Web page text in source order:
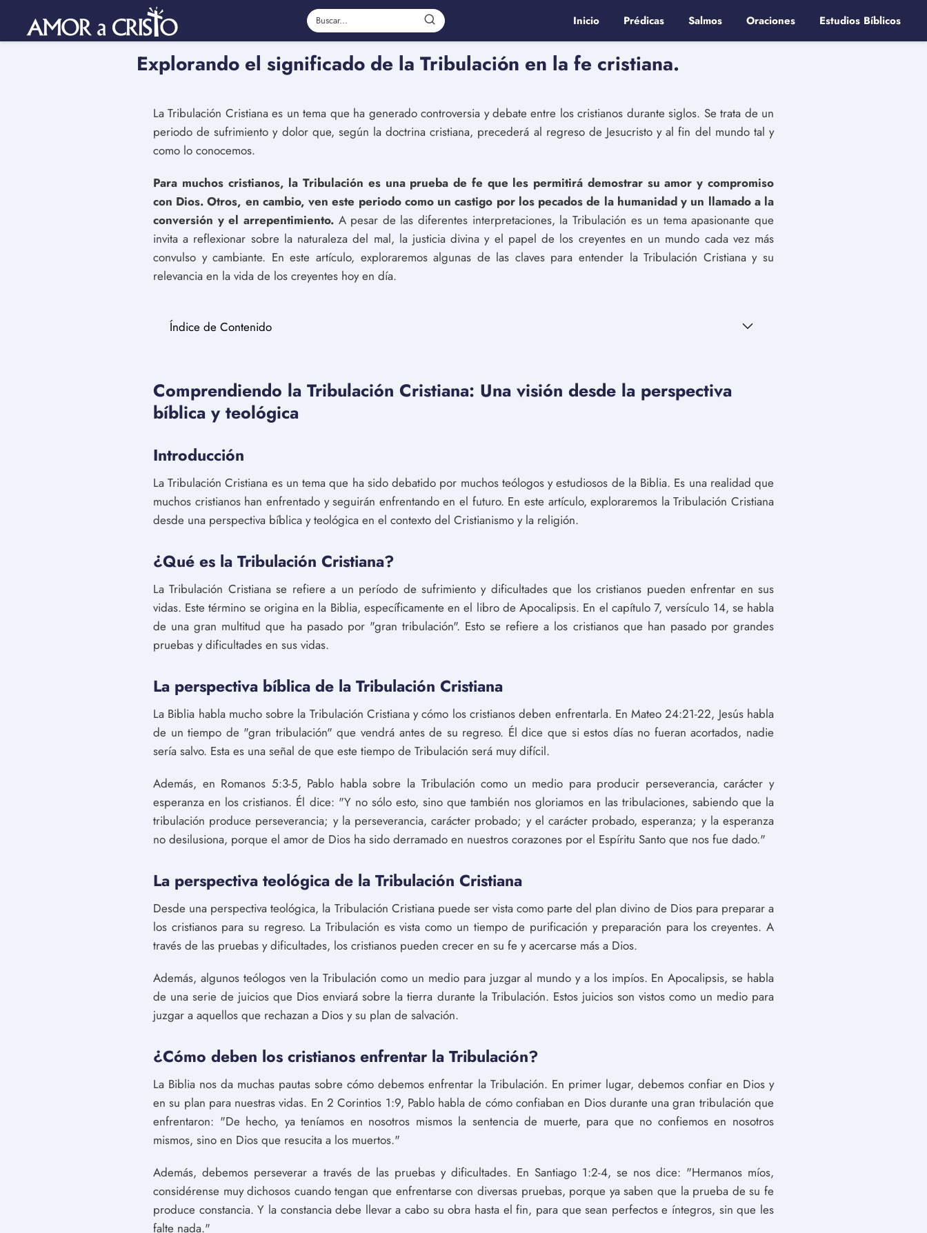
Inicio Prédicas Salmos Oraciones Estudios Bíblicos
Explorando el significado de la Tribulación en la fe cristiana.
La Tribulación Cristiana es un tema que ha generado controversia y debate entre los cristianos durante siglos. Se trata de un
periodo de sufrimiento y dolor que, según la doctrina cristiana, precederá al regreso de Jesucristo y al fin del mundo tal y
como lo conocemos.
Para muchos cristianos, la Tribulación es una prueba de fe que les permitirá demostrar su amor y compromiso
con Dios. Otros, en cambio, ven este periodo como un castigo por los pecados de la humanidad y un llamado a la
conversión y el arrepentimiento.A pesar de las diferentes interpretaciones, la Tribulación es un tema apasionante que
invita a reflexionar sobre la naturaleza del mal, la justicia divina y el papel de los creyentes en un mundo cada vez más
convulso y cambiante. En este artículo, exploraremos algunas de las claves para entender la Tribulación Cristiana y su
relevancia en la vida de los creyentes hoy en día.
Índice de Contenido
Comprendiendo la Tribulación Cristiana: Una visión desde la perspectiva
bíblica y teológica
Introducción
La Tribulación Cristiana es un tema que ha sido debatido por muchos teólogos y estudiosos de la Biblia. Es una realidad que
muchos cristianos han enfrentado y seguirán enfrentando en el futuro. En este artículo, exploraremos la Tribulación Cristiana
desde una perspectiva bíblica y teológica en el contexto del Cristianismo y la religión.
¿Qué es la Tribulación Cristiana?
La Tribulación Cristiana se refiere a un período de sufrimiento y dificultades que los cristianos pueden enfrentar en sus
vidas. Este término se origina en la Biblia, específicamente en el libro de Apocalipsis. En el capítulo 7, versículo 14, se habla
de una gran multitud que ha pasado por "gran tribulación". Esto se refiere a los cristianos que han pasado por grandes
pruebas y dificultades en sus vidas.
La perspectiva bíblica de la Tribulación Cristiana
La Biblia habla mucho sobre la Tribulación Cristiana y cómo los cristianos deben enfrentarla. En Mateo 24:21-22, Jesús habla
de un tiempo de "gran tribulación" que vendrá antes de su regreso. Él dice que si estos días no fueran acortados, nadie
sería salvo. Esta es una señal de que este tiempo de Tribulación será muy difícil.
Además, en Romanos 5:3-5, Pablo habla sobre la Tribulación como un medio para producir perseverancia, carácter y
esperanza en los cristianos. Él dice: "Y no sólo esto, sino que también nos gloriamos en las tribulaciones, sabiendo que la
tribulación produce perseverancia; y la perseverancia, carácter probado; y el carácter probado, esperanza; y la esperanza
no desilusiona, porque el amor de Dios ha sido derramado en nuestros corazones por el Espíritu Santo que nos fue dado."
La perspectiva teológica de la Tribulación Cristiana
Desde una perspectiva teológica, la Tribulación Cristiana puede ser vista como parte del plan divino de Dios para preparar a
los cristianos para su regreso. La Tribulación es vista como un tiempo de purificación y preparación para los creyentes. A
través de las pruebas y dificultades, los cristianos pueden crecer en su fe y acercarse más a Dios.
Además, algunos teólogos ven la Tribulación como un medio para juzgar al mundo y a los impíos. En Apocalipsis, se habla
de una serie de juicios que Dios enviará sobre la tierra durante la Tribulación. Estos juicios son vistos como un medio para
juzgar a aquellos que rechazan a Dios y su plan de salvación.
¿Cómo deben los cristianos enfrentar la Tribulación?
La Biblia nos da muchas pautas sobre cómo debemos enfrentar la Tribulación. En primer lugar, debemos confiar en Dios y
en su plan para nuestras vidas. En 2 Corintios 1:9, Pablo habla de cómo confiaban en Dios durante una gran tribulación que
enfrentaron: "De hecho, ya teníamos en nosotros mismos la sentencia de muerte, para que no confiemos en nosotros
mismos, sino en Dios que resucita a los muertos."
Además, debemos perseverar a través de las pruebas y dificultades. En Santiago 1:2-4, se nos dice: "Hermanos míos,
considérense muy dichosos cuando tengan que enfrentarse con diversas pruebas, porque ya saben que la prueba de su fe
produce constancia. Y la constancia debe llevar a cabo su obra hasta el fin, para que sean perfectos e íntegros, sin que les
falte nada."